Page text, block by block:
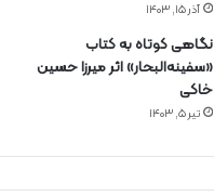
آذر ۱۵, ۱۴۰۳
نگاهی کوتاه به کتاب
«سفینه‌البحار» اثر میرزا حسین
خاکی
تیر ۵, ۱۴۰۳